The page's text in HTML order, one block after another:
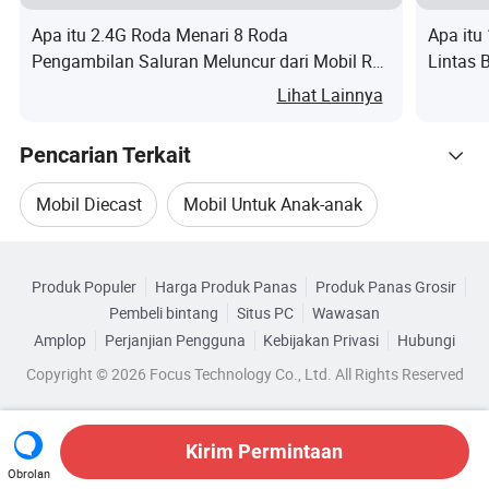
harga untuk Anda.
layanan penjualan?
Kami memiliki departemen penjualan
independen yang dapat memecahkan
Tidak peduli pertanyaan apa yang
Anda miliki, hubungi kami kapan saja,
dan kami akan melakukan yang terbaik
untuk membantu Anda.
Apa itu 2.4G Roda Menari 8 Roda
Pengambilan Saluran Meluncur dari Mobil RC
Lihat Lainnya
Apa itu
Lintas
Pencarian Terkait
Mobil Diecast Mobil Untuk Anak-anak
Mobil Mainan Listrik Untuk Anak-anak
Mobil Murah Untuk Anak-anak
Produk Populer Harga Produk Panas
Produk Panas Grosir
Pembeli bintang
Situs PC
Wawasan
Amplop
Perjanjian Pengguna Kebijakan Privasi
Hubungi
Copyright © 2026 Focus Technology Co., Ltd. All Rights Reserved
Obrolan
Kirim Permintaan